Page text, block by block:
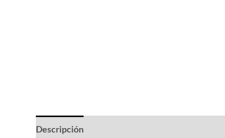
Descripción